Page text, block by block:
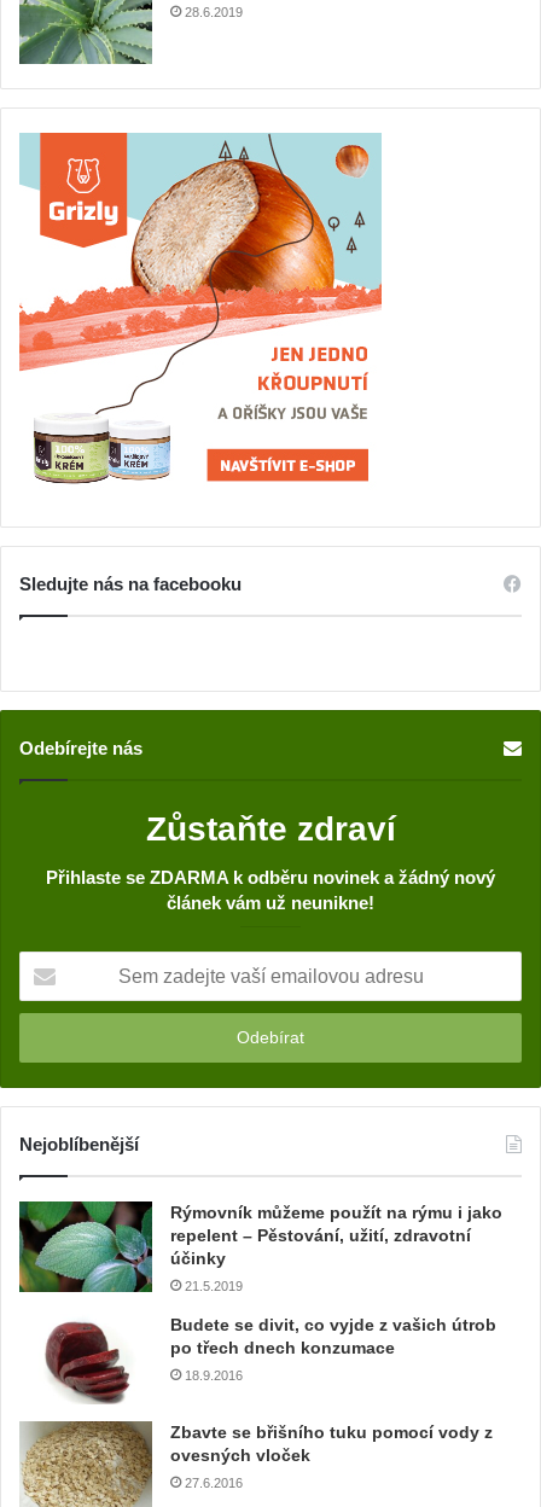
28.6.2019
Sledujte nás na facebooku
Odebírejte nás
Zůstaňte zdraví
Přihlaste se ZDARMA k odběru novinek a žádný nový
článek vám už neunikne!
m
a
d
j
v
a
š
í
l
v
o
Nejoblíbenější
Rýmovník můžeme použít na rýmu i jako
repelent – Pěstování, užití, zdravotní
účinky
21.5.2019
Budete se divit, co vyjde z vašich útrob
po třech dnech konzumace
18.9.2016
Zbavte se břišního tuku pomocí vody z
ovesných vloček
27.6.2016